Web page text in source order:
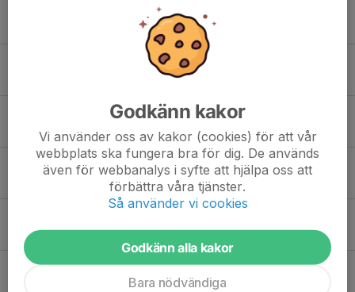
Höstsäsongen 2024
0
Slutet av vårsäsongen
Arbetspass midsommarafton på Julita Gård
20 maj 2024
OBS! Ny matchtid på söndag
14 maj 2024 0
13 maj 2024 0
Inställd träning imorgon
0
Godkänn kakor
Vi använder oss av kakor (cookies) för att vår
webbplats ska fungera bra för dig. De används
även för webbanalys i syfte att hjälpa oss att
förbättra våra tjänster.
Så använder vi cookies
Godkänn alla kakor
Bara nödvändiga